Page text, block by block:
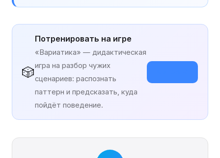
🎲
Потренировать на игре
«Вариатика» — дидактическая
игра на разбор чужих
сценариев: распознать
паттерн и предсказать, куда
пойдёт поведение.